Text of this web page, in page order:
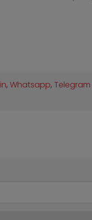
,Whatsapp,Telegram